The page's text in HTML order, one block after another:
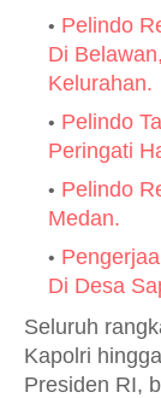
Pelindo
Di
Kelurahan.
Pelindo
Peringati
Pelindo
Medan.
Di Desa
Seluruh
Kapolri
Presiden RI,